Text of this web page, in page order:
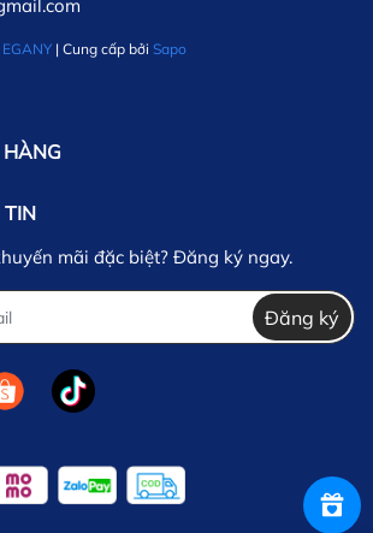
EGANY | Cung cấp bởi Sapo
mãi đặc biệt? Đăng ký ngay.
Đăng ký